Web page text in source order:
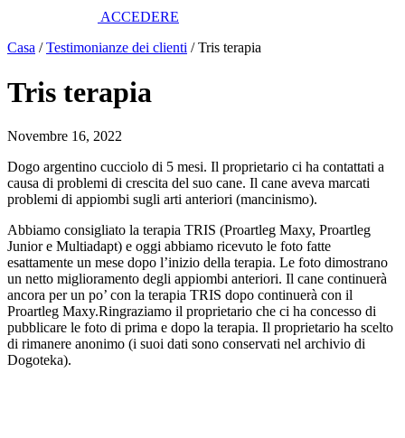
ACCEDERE
Casa /Testimonianze dei clienti /Tris terapia
Tris terapia
Novembre 16, 2022
Dogo argentino cucciolo di 5 mesi. Il proprietario ci ha contattati a
causa di problemi di crescita del suo cane. Il cane aveva marcati
problemi di appiombi sugli arti anteriori (mancinismo).
Abbiamo consigliato la terapia TRIS (Proartleg Maxy, Proartleg
Junior e Multiadapt) e oggi abbiamo ricevuto le foto fatte
esattamente un mese dopo l’inizio della terapia. Le foto dimostrano
un netto miglioramento degli appiombi anteriori. Il cane continuerà
ancora per un po’ con la terapia TRIS dopo continuerà con il
Proartleg Maxy.Ringraziamo il proprietario che ci ha concesso di
pubblicare le foto di prima e dopo la terapia. Il proprietario ha scelto
di rimanere anonimo (i suoi dati sono conservati nel archivio di
Dogoteka).